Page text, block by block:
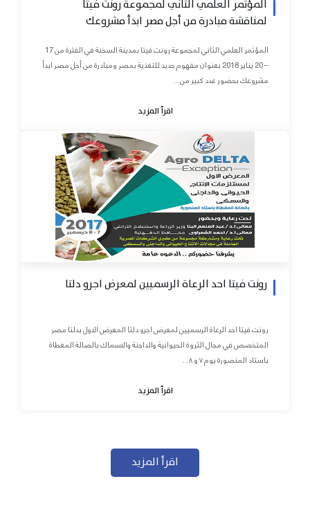
المؤتمر العلمي الثاني لمجموعة رونت فيتا
لمناقشة مبادرة من أجل مصر ابدأ مشروعك
المؤتمر العلمي الثاني لمجموعة رونت فيتا بمدينة السخنة في الفترة من 17
– 20 يناير 2018 بعنوان مفهوم جديد للتغذية بمصر ومبادرة من أجل مصر ابدأ
مشروعك بحضور عدد كبير من...
اقرأ المزيد
رونت فيتا احد الرعاة الرسميين لمعرض اجرو دلتا
رونت فيتا احد الرعاة الرسميين لمعرض اجرو دلتا المعرض الاول بدلتا مصر
المتخصص في مجال الثروة الحيوانية والداجنة والاسماك بالصالة المغطاة
باستاد المنصورة يوم ٧ و ٨...
اقرأ المزيد
اقرأ المزيد